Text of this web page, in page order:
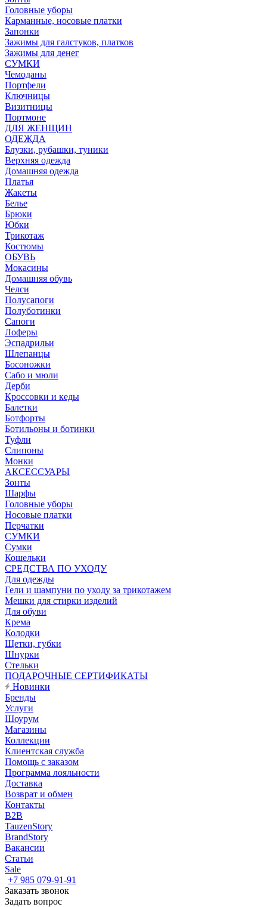
Головные уборы
Карманные, носовые платки
Запонки
Зажимы для галстуков, платков
Зажимы для денег
СУМКИ
Чемоданы
Портфели
Ключницы
Визитницы
Портмоне
ДЛЯ ЖЕНЩИН
ОДЕЖДА
Блузки, рубашки, туники
Верхняя одежда
Домашняя одежда
Платья
Жакеты
Белье
Брюки
Юбки
Трикотаж
Костюмы
ОБУВЬ
Мокасины
Домашняя обувь
Челси
Полусапоги
Полуботинки
Сапоги
Лоферы
Эспадрильи
Шлепанцы
Босоножки
Сабо и мюли
Дерби
Кроссовки и кеды
Балетки
Ботфорты
Ботильоны и ботинки
Туфли
Слипоны
Монки
АКСЕССУАРЫ
Зонты
Шарфы
Головные уборы
Носовые платки
Перчатки
СУМКИ
Сумки
Кошельки
CРЕДСТВА ПО УХОДУ
Для одежды
Гели и шампуни по уходу за трикотажем
Мешки для стирки изделий
Для обуви
Крема
Колодки
Щетки, губки
Шнурки
Стельки
ПОДАРОЧНЫЕ СЕРТИФИКАТЫ
Новинки
Бренды
Услуги
Шоурум
Магазины
Коллекции
Клиентская служба
Помощь с заказом
Программа лояльности
Доставка
Возврат и обмен
Контакты
B2B
TauzenStory
BrandStory
Вакансии
Статьи
Sale
+7 985 079-91-91
Заказать звонок
Задать вопрос